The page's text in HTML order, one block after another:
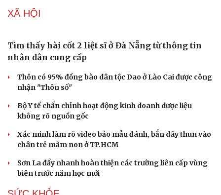
XÃ HỘI
Tìm thấy hài cốt 2 liệt sĩ ở Đà Nẵng từ thông tin
nhân dân cung cấp
Thôn có 95% đồng bào dân tộc Dao ở Lào Cai được công
nhận "Thôn số"
Bộ Y tế chấn chỉnh hoạt động kinh doanh dược liệu
không rõ nguồn gốc
Xác minh làm rõ video bảo mẫu đánh, bắn dây thun vào
chân trẻ mầm non ở TP.HCM
Sơn La đẩy nhanh hoàn thiện các trường liên cấp vùng
biên trước năm học mới